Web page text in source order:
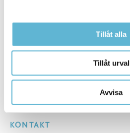
Tillåt alla
Tillåt urval
Avvisa
KONTAKT